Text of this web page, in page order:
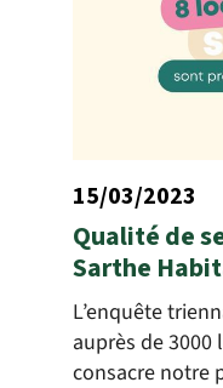
15/03/2023
Qualité de
Sarthe
L’enquête
auprès de 3000
consacre notre